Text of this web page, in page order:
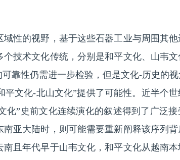
的视野，基于这些石器工业与周围其他
技术文化传统，分别是和平文化、山韦
靠性仍需进一步检验，但是文化-历史的
文化-北山文化”提供了可能性。近半个
”史前文化连续演化的叙述得到了广泛
亚大陆时，则可能需要重新阐释该序列
且年代早于山韦文化，和平文化从越南